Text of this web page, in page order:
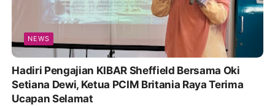
NEWS
Hadiri Pengajian KIBAR Sheffield Bersama Oki
Setiana Dewi, Ketua PCIM Britania Raya Terima
Ucapan Selamat